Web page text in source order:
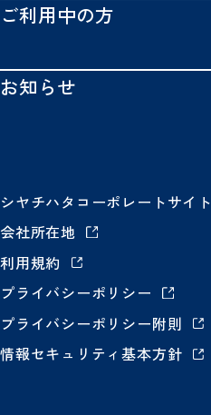
ご利用中の方
お知らせ
シヤチハタコーポレートサイト
会社所在地
利用規約
プライバシーポリシー
プライバシーポリシー附則
情報セキュリティ基本方針